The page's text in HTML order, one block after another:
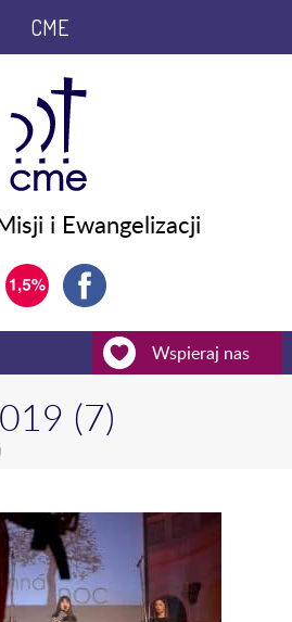
i Ewangelizacji
Wspieraj nas
(7)
CME